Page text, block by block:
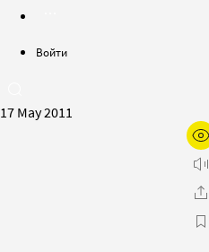
Войти
17 May 2011